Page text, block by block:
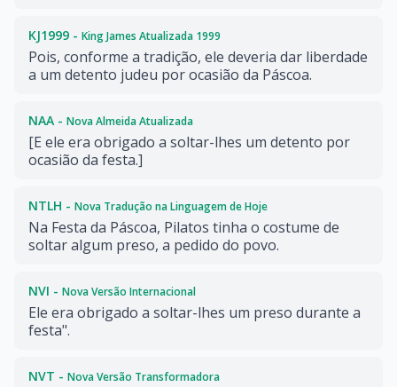
KJ1999 - King James Atualizada 1999
Pois, conforme a tradição, ele deveria dar liberdade
a um detento judeu por ocasião da Páscoa.
NAA - Nova Almeida Atualizada
[E ele era obrigado a soltar-lhes um detento por
ocasião da festa.]
NTLH - Nova Tradução na Linguagem de Hoje
Na Festa da Páscoa, Pilatos tinha o costume de
soltar algum preso, a pedido do povo.
NVI - Nova Versão Internacional
Ele era obrigado a soltar-lhes um preso durante a
festa".
NVT - Nova Versão Transformadora